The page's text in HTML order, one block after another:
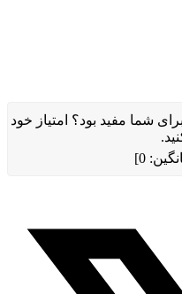
شما مفید بود؟ امتیاز خود
0
]